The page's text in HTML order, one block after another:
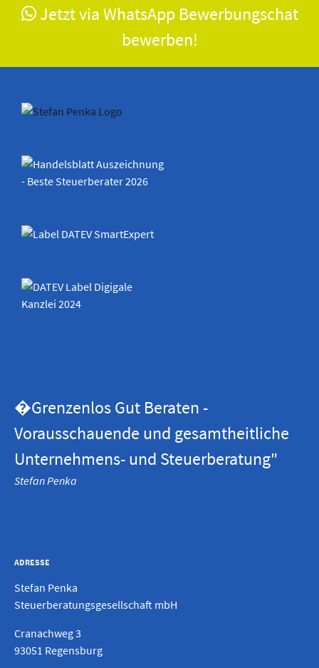
Jetzt via WhatsApp Bewerbungschat
bewerben!
�Grenzenlos Gut Beraten -
Vorausschauende und gesamtheitliche
Unternehmens- und Steuerberatung"
Stefan Penka
ADRESSE
Stefan Penka
Steuerberatungsgesellschaft mbH
Cranachweg 3
93051 Regensburg